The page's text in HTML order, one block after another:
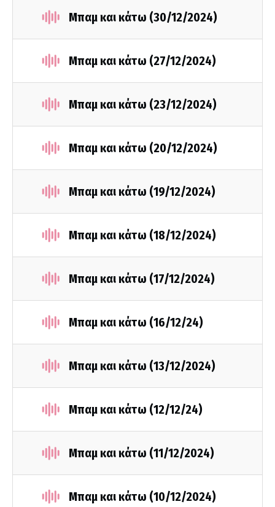
Μπαμ και κάτω (30/12/2024)
Μπαμ και κάτω (27/12/2024)
Μπαμ και κάτω (23/12/2024)
Μπαμ και κάτω (20/12/2024)
Μπαμ και κάτω (19/12/2024)
Μπαμ και κάτω (18/12/2024)
Μπαμ και κάτω (17/12/2024)
Μπαμ και κάτω (16/12/24)
Μπαμ και κάτω (13/12/2024)
Μπαμ και κάτω (12/12/24)
Μπαμ και κάτω (11/12/2024)
Μπαμ και κάτω (10/12/2024)